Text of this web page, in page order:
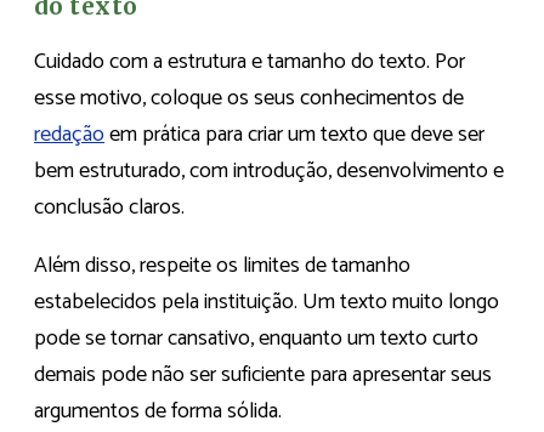
do texto
Cuidado com a estrutura e tamanho do texto. Por
esse motivo, coloque os seus conhecimentos de
redaçãoem prática para criar um texto que deve ser
bem estruturado, com introdução, desenvolvimento e
conclusão claros.
Além disso, respeite os limites de tamanho
estabelecidos pela instituição. Um texto muito longo
pode se tornar cansativo, enquanto um texto curto
demais pode não ser suficiente para apresentar seus
argumentos de forma sólida.